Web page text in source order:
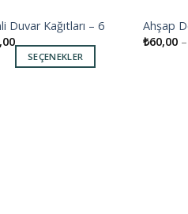
Add to
wishlist
Duvar Kağıtları – 6
SEÇENEKLER
Ahşap
₺60,00